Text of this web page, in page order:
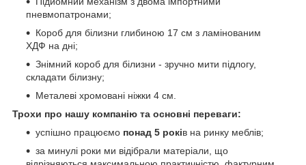
пневмопатронами;
Короб для білизни глибиною 17 см з ламінованим
ХДФ на дні;
Знімний короб для білизни - зручно мити підлогу,
складати білизну;
Металеві хромовані ніжки 4 см.
Трохи про нашу компанію та основні переваги:
успішно працюємо понад 5 років на ринку меблів;
за минулі роки ми відібрали матеріали, що